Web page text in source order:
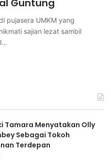
Guntung
pujasera UMKM yang
sajian lezat sambil
Tamara Menyatakan Olly
Sebagai Tokoh
Terdepan